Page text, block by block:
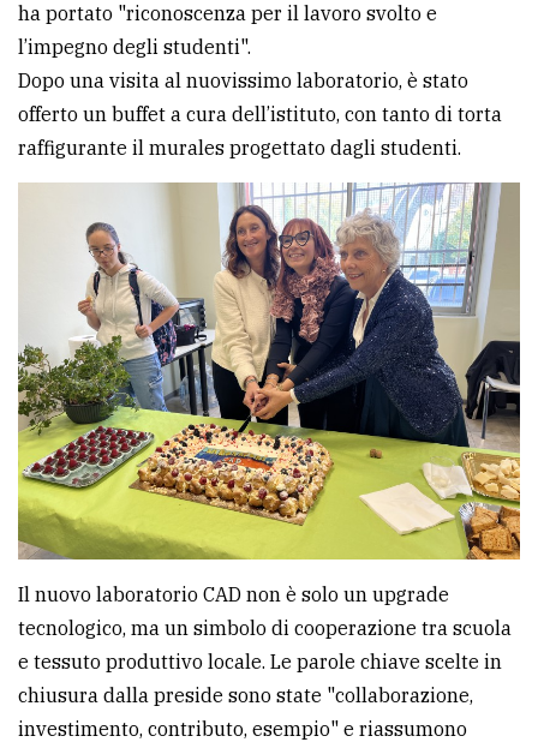
ha portato "riconoscenza per il lavoro svolto e
l’impegno degli studenti".
Dopo una visita al nuovissimo laboratorio, è stato
offerto un buffet a cura dell’istituto, con tanto di torta
raffigurante il murales progettato dagli studenti.
Il nuovo laboratorio CAD non è solo un upgrade
tecnologico, ma un simbolo di cooperazione tra scuola
e tessuto produttivo locale. Le parole chiave scelte in
chiusura dalla preside sono state "collaborazione,
investimento, contributo, esempio" e riassumono